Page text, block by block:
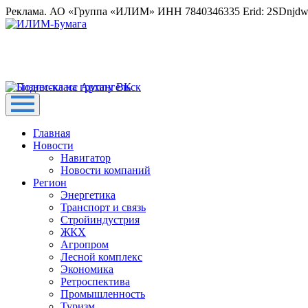
Реклама. АО «Группа «ИЛИМ» ИНН 7840346335 Erid:
Главная
Новости
Навигатор
Новости компаний
Регион
Энергетика
Транспорт и связь
Стройиндустрия
ЖКХ
Агропром
Лесной комплекс
Экономика
Ретроспектива
Промышленность